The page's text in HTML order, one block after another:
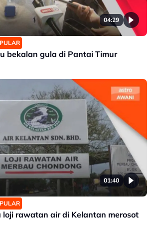
04:29
bekalan gula di Pantai Timur
01:40
loji rawatan air di Kelantan merosot